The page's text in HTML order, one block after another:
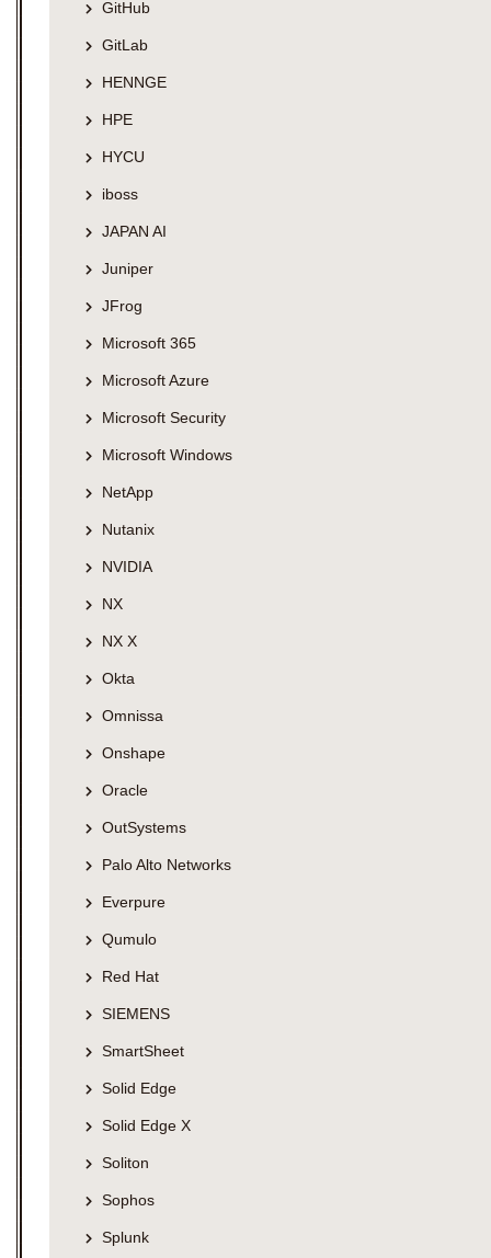
GitHub
GitLab
HENNGE
HPE
HYCU
iboss
JAPAN AI
Juniper
JFrog
Microsoft 365
Microsoft Azure
Microsoft Security
Microsoft Windows
NetApp
Nutanix
NVIDIA
NX
NX X
Okta
Omnissa
Onshape
Oracle
OutSystems
Palo Alto Networks
Everpure
Qumulo
Red Hat
SIEMENS
SmartSheet
Solid Edge
Solid Edge X
Soliton
Sophos
Splunk